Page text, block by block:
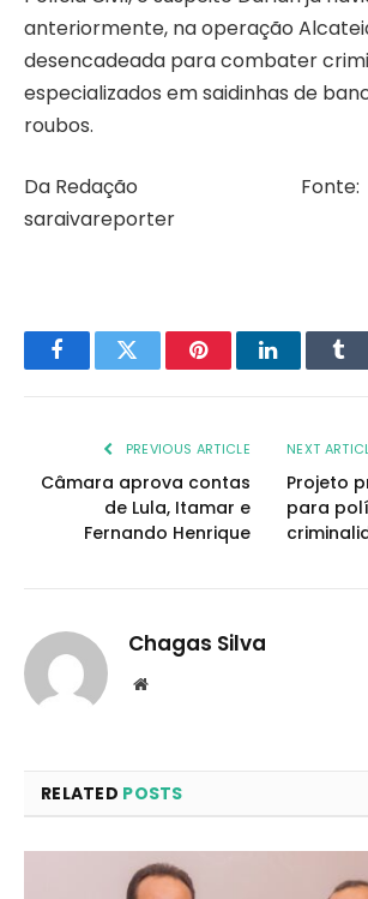
anteriormente, na operação
desencadeada para combater
especializados em saidinhas de
roubos.
Da Redação Fonte:
saraivareporter
FacebookTwitter PinterestLinkedIn
PREVIOUS ARTICLE
Câmara aprova contas
de Lula, Itamar e
Fernando Henrique
NEXT
Projeto
para
Chagas Silva
Website
RELATED POSTS